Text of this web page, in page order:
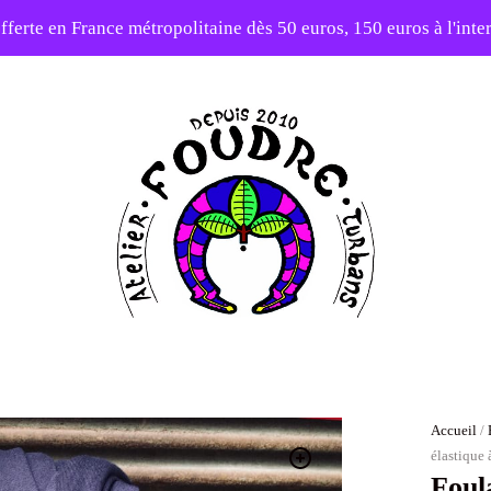
en France métropolitaine dès 50 euros, 150 euros à
Accueil /
élastique